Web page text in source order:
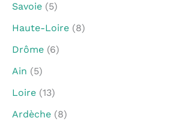
Savoie (5)
Haute-Loire (8)
Drôme (6)
Ain (5)
Loire (13)
Ardèche (8)